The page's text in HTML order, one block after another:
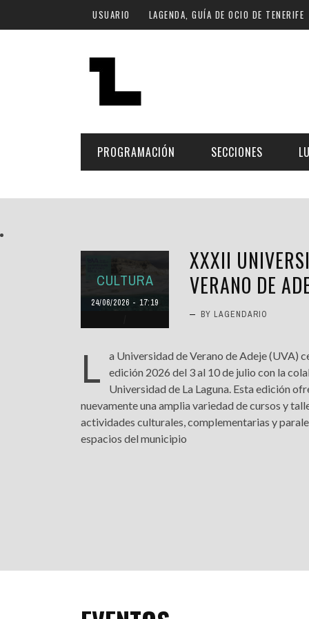
Pasar al contenido principal
USUARIO LAGENDA, GUÍA DE OCIO DE TENERIFE
PROGRAMACIÓN
Plan Finde
SECCIONES
CULTURA
CULTURA
24/06/2026 - 17:19
XXXII
VERANO DE
BY LAGENDARIO
L
a Universidad de Verano de Adeje (UVA)
edición 2026 del 3 al 10 de julio con la
Universidad de La Laguna. Esta edición
nuevamente una amplia variedad de cursos y
actividades culturales, complementarias y
espacios del municipio